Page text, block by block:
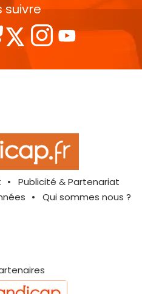
suivre
Publicité & Partenariat
Qui sommes nous ?